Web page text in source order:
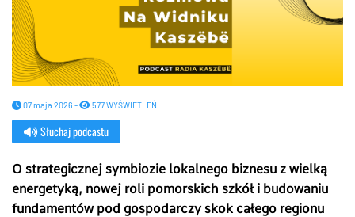
07 maja 2026 - 577 WYŚWIETLEŃ
Słuchaj podcastu
O strategicznej symbiozie lokalnego biznesu z wielką
energetyką, nowej roli pomorskich szkół i budowaniu
fundamentów pod gospodarczy skok całego regionu